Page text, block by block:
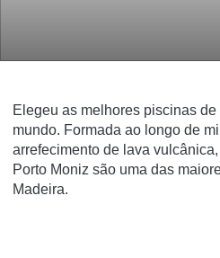
Elegeu as melhores piscinas
mundo. Formada ao longo de
arrefecimento de lava
Porto Moniz são uma das
Madeira.